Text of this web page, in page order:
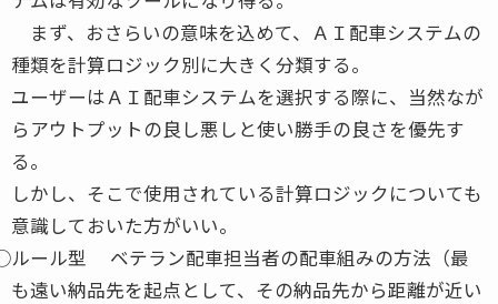
まず、おさらいの意味を込めて、ＡＩ配車システムの
種類を計算ロジック別に大きく分類する。
ユーザーはＡＩ配車システムを選択する際に、当然なが
らアウトプットの良し悪しと使い勝手の良さを優先す
る。
しかし、そこで使用されている計算ロジックについても
意識しておいた方がいい。
⃝ルール型 ベテラン配車担当者の配車組みの方法（最
も遠い納品先を起点として、その納品先から距離が近い